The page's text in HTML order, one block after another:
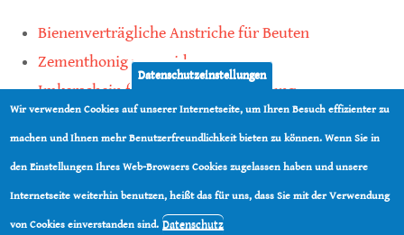
Bienenverträgliche Anstriche für Beuten
Zementhonig vermeiden
Imkerschein für Honigbienen-Haltung
Kauf von Mittelwänden ist Vertrauenssache
teilen
Datenschutzeinstellungen
Wir verwenden Cookies auf unserer Internetseite, um Ihren Besuch effizienter zu
machen und Ihnen mehr Benutzerfreundlichkeit bieten zu können. Wenn Sie in
den Einstellungen Ihres Web-Browsers Cookies zugelassen haben und unsere
Internetseite weiterhin benutzen, heißt das für uns, dass Sie mit der Verwendung
von Cookies einverstanden sind. Datenschutz